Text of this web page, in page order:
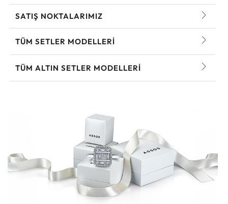
SATIŞ NOKTALARIMIZ
TÜM SETLER MODELLERI
TÜM ALTIN SETLER MODELLERI